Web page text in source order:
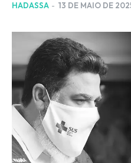
HADASSA - 13 DE MAIO DE